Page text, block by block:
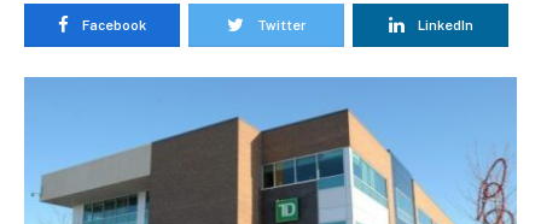
Facebook Twitter LinkedIn